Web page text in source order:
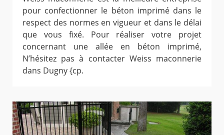
pour confectionner le béton imprimé dans le
respect des normes en vigueur et dans le délai
que vous fixé. Pour réaliser votre projet
concernant une allée en béton imprimé,
N’hésitez pas à contacter Weiss maconnerie
dans Dugny {cp.